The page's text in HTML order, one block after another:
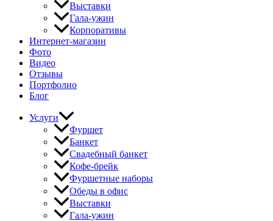
Выставки
Гала-ужин
Корпоративы
Интернет-магазин
Фото
Видео
Отзывы
Портфолио
Блог
Услуги
Фуршет
Банкет
Свадебный банкет
Кофе-брейк
Фуршетные наборы
Обеды в офис
Выставки
Гала-ужин